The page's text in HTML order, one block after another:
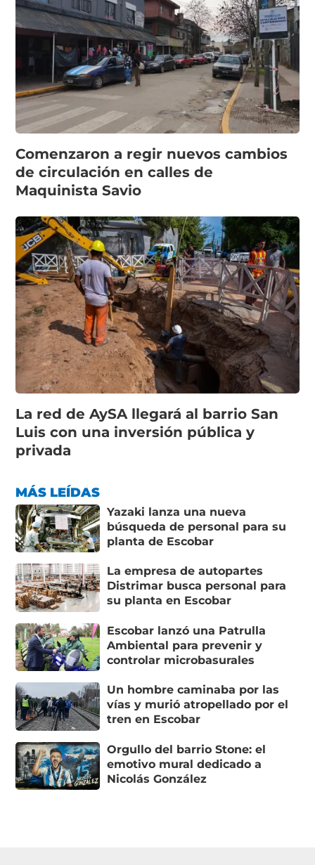
Comenzaron a regir nuevos cambios
de circulación en calles de
Maquinista Savio
La red de AySA llegará al barrio San
Luis con una inversión pública y
privada
MÁS LEÍDAS
Yazaki lanza una nueva
búsqueda de personal para su
planta de Escobar
La empresa de autopartes
Distrimar busca personal para
su planta en Escobar
Escobar lanzó una Patrulla
Ambiental para prevenir y
controlar microbasurales
Un hombre caminaba por las
vías y murió atropellado por el
tren en Escobar
Orgullo del barrio Stone: el
emotivo mural dedicado a
Nicolás González